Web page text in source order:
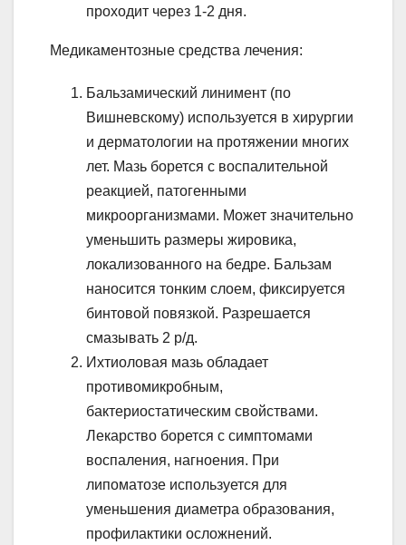
проходит через 1-2 дня.
Медикаментозные средства лечения:
Бальзамический линимент (по
Вишневскому) используется в хирургии
и дерматологии на протяжении многих
лет. Мазь борется с воспалительной
реакцией, патогенными
микроорганизмами. Может значительно
уменьшить размеры жировика,
локализованного на бедре. Бальзам
наносится тонким слоем, фиксируется
бинтовой повязкой. Разрешается
смазывать 2 р/д.
Ихтиоловая мазь обладает
противомикробным,
бактериостатическим свойствами.
Лекарство борется с симптомами
воспаления, нагноения. При
липоматозе используется для
уменьшения диаметра образования,
профилактики осложнений.